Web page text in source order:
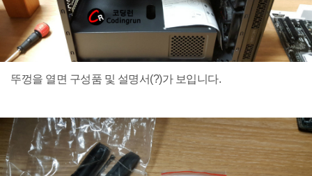
뚜껑을 열면 구성품 및 설명서(?)가 보입니다.